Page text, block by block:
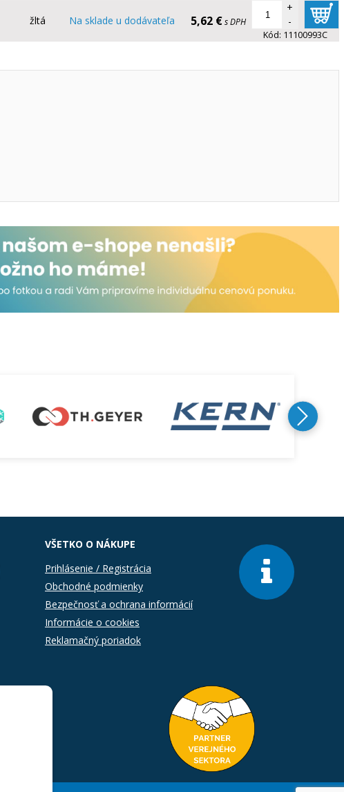
žltá Na sklade u dodávateľa 5,62 €s DPH
+
-
Kód: 11100993C
VŠETKO O NÁKUPE
Prihlásenie / Registrácia
Obchodné podmienky
Bezpečnosť a ochrana informácií
Informácie o cookies
Reklamačný poriadok